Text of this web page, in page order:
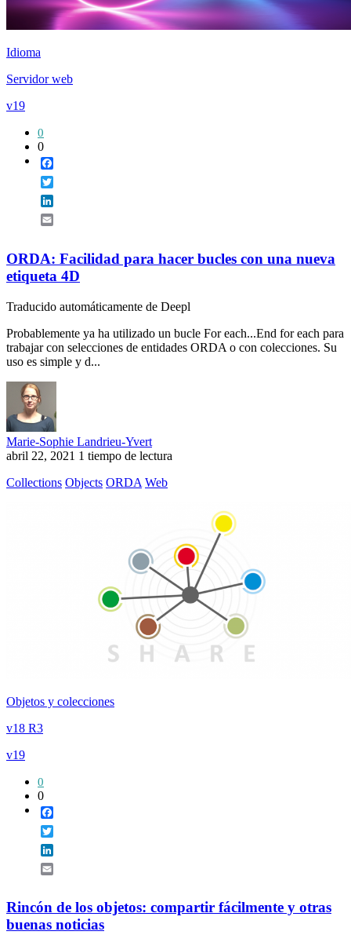
Idioma
Servidor web
v19
0
0
ORDA: Facilidad para hacer bucles con una nueva
etiqueta 4D
Traducido automáticamente de Deepl
Probablemente ya ha utilizado un bucle For each...End for each para
trabajar con selecciones de entidades ORDA o con colecciones. Su
uso es simple y d...
Marie-Sophie Landrieu-Yvert
abril 22, 2021 1 tiempo de lectura
Collections Objects ORDA Web
Objetos y colecciones
v18 R3
v19
0
0
Rincón de los objetos: compartir fácilmente y otras
buenas noticias